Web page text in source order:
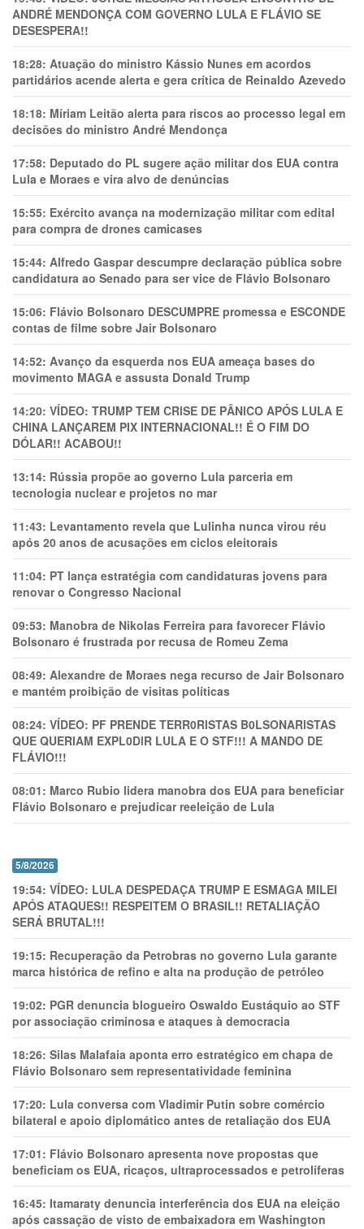
ANDRÉ MENDONÇA COM GOVERNO LULA E FLÁVIO SE
DESESPERA!!
18:28: Atuação do ministro Kássio Nunes em acordos
partidários acende alerta e gera crítica de Reinaldo Azevedo
18:18: Míriam Leitão alerta para riscos ao processo legal em
decisões do ministro André Mendonça
17:58: Deputado do PL sugere ação militar dos EUA contra
Lula e Moraes e vira alvo de denúncias
15:55: Exército avança na modernização militar com edital
para compra de drones camicases
15:44: Alfredo Gaspar descumpre declaração pública sobre
candidatura ao Senado para ser vice de Flávio Bolsonaro
15:06: Flávio Bolsonaro DESCUMPRE promessa e ESCONDE
contas de filme sobre Jair Bolsonaro
14:52: Avanço da esquerda nos EUA ameaça bases do
movimento MAGA e assusta Donald Trump
14:20: VÍDEO: TRUMP TEM CRlSE DE PÂNlCO APÓS LULA E
CHINA LANÇAREM PIX INTERNACIONAL!! É O FIM DO
DÓLAR!! ACABOU!!
13:14: Rússia propõe ao governo Lula parceria em
tecnologia nuclear e projetos no mar
11:43: Levantamento revela que Lulinha nunca virou réu
após 20 anos de acusações em ciclos eleitorais
11:04: PT lança estratégia com candidaturas jovens para
renovar o Congresso Nacional
09:53: Manobra de Nikolas Ferreira para favorecer Flávio
Bolsonaro é frustrada por recusa de Romeu Zema
08:49: Alexandre de Moraes nega recurso de Jair Bolsonaro
e mantém proibição de visitas políticas
08:24: VÍDEO: PF PRENDE TERR0RlSTAS B0LSONARlSTAS
QUE QUERIAM EXPL0DlR LULA E O STF!!! A MANDO DE
FLÁVIO!!!
08:01: Marco Rubio lidera manobra dos EUA para beneficiar
Flávio Bolsonaro e prejudicar reeleição de Lula
5/8/2026
19:54: VÍDEO: LULA DESPEDAÇA TRUMP E ESMAGA MILEI
APÓS ATAQUES!! RESPEITEM O BRASIL!! RETALIAÇÃO
SERÁ BRUTAL!!!
19:15: Recuperação da Petrobras no governo Lula garante
marca histórica de refino e alta na produção de petróleo
19:02: PGR denuncia blogueiro Oswaldo Eustáquio ao STF
por associação criminosa e ataques à democracia
18:26: Silas Malafaia aponta erro estratégico em chapa de
Flávio Bolsonaro sem representatividade feminina
17:20: Lula conversa com Vladimir Putin sobre comércio
bilateral e apoio diplomático antes de retaliação dos EUA
17:01: Flávio Bolsonaro apresenta nove propostas que
beneficiam os EUA, ricaços, ultraprocessados e petrolíferas
16:45: Itamaraty denuncia interferência dos EUA na eleição
após cassação de visto de embaixadora em Washington